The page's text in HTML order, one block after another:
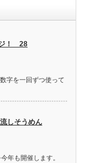
ジ！ 28
字を一回ずつ使って
しそうめん
年も開催します。